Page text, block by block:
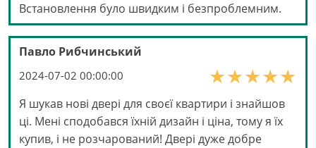
Встановлення було швидким і безпроблемним.
Павло Рибчинський
2024-07-02 00:00:00
Я шукав нові двері для своєї квартири і знайшов
ці. Мені сподобався їхній дизайн і ціна, тому я їх
купив, і не розчарований! Двері дуже добре